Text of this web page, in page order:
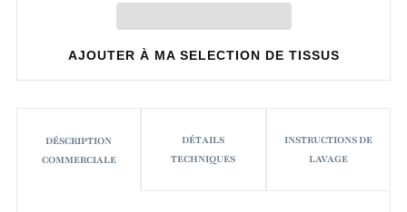
AJOUTER À MA SELECTION DE TISSUS
DÉSCRIPTION
COMMERCIALE
DÉTAILS
TECHNIQUES
INSTRUCTIONS DE
LAVAGE